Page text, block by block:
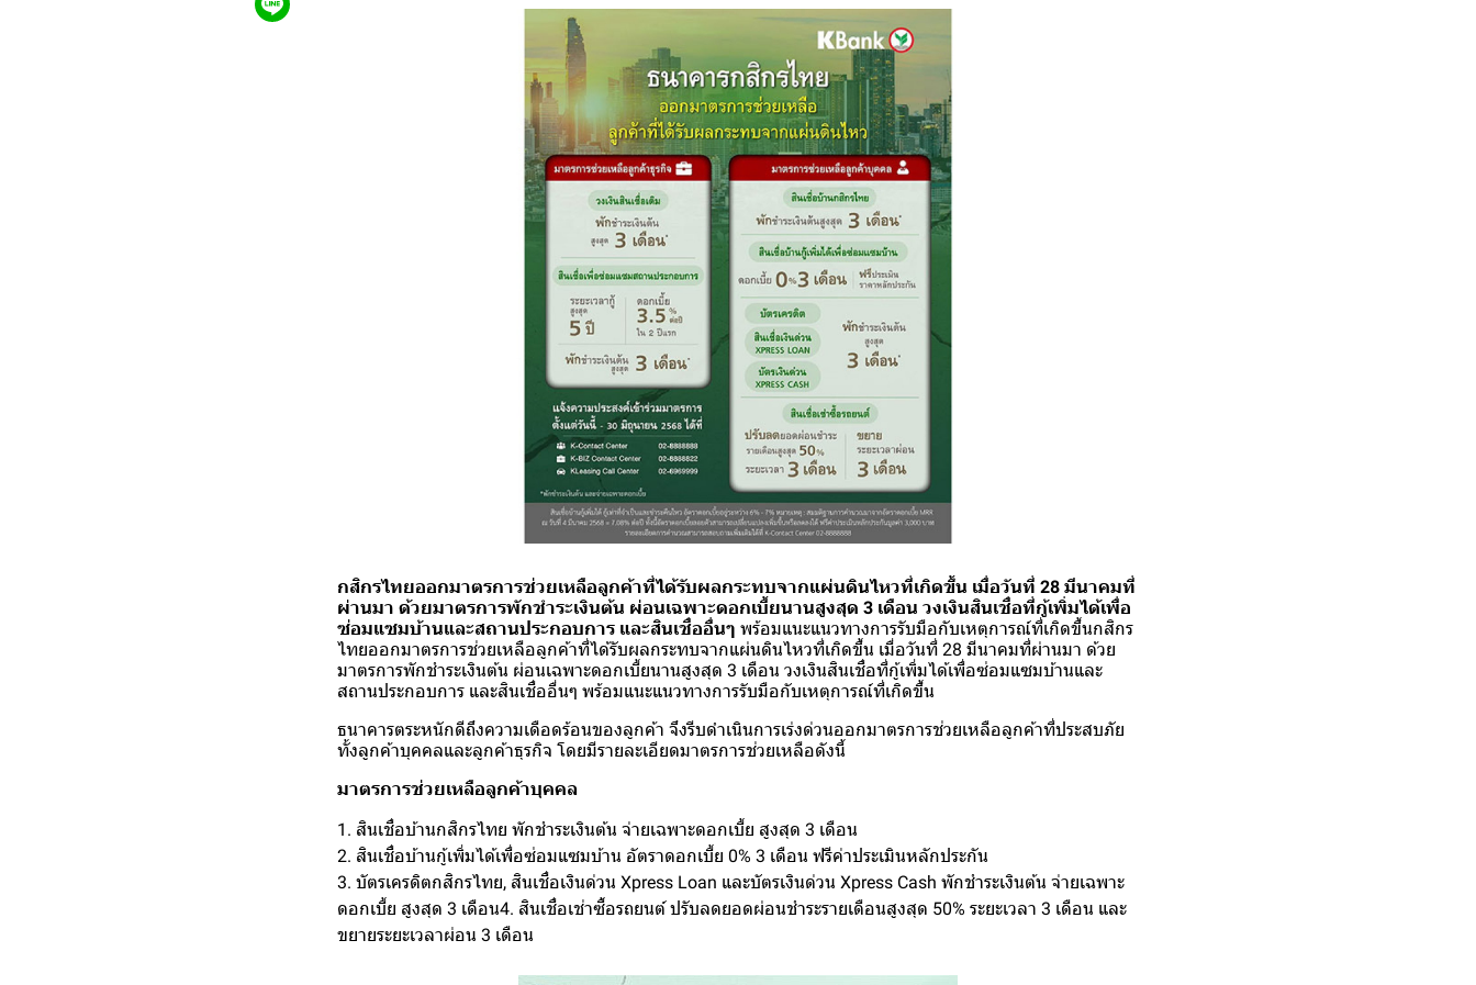
กสิกรไทยออกมาตรการช่วยเหลือลูกค้าที่ได้รับผลกระทบจากแผ่นดินไหวที่เกิดขึ้น เมื่อวันที่ 28 มีนาคมที่
ผ่านมา ด้วยมาตรการพักชำระเงินต้น ผ่อนเฉพาะดอกเบี้ยนานสูงสุด 3 เดือน วงเงินสินเชื่อที่กู้เพิ่มได้เพื่อ
ซ่อมแซมบ้านและสถานประกอบการ และสินเชื่ออื่นๆ พร้อมแนะแนวทางการรับมือกับเหตุการณ์ที่เกิดขึ้นกสิกร
ไทยออกมาตรการช่วยเหลือลูกค้าที่ได้รับผลกระทบจากแผ่นดินไหวที่เกิดขึ้น เมื่อวันที่ 28 มีนาคมที่ผ่านมา ด้วย
มาตรการพักชำระเงินต้น ผ่อนเฉพาะดอกเบี้ยนานสูงสุด 3 เดือน วงเงินสินเชื่อที่กู้เพิ่มได้เพื่อซ่อมแซมบ้านและ
สถานประกอบการ และสินเชื่ออื่นๆ พร้อมแนะแนวทางการรับมือกับเหตุการณ์ที่เกิดขึ้น
ธนาคารตระหนักดีถึงความเดือดร้อนของลูกค้า จึงรีบดำเนินการเร่งด่วนออกมาตรการช่วยเหลือลูกค้าที่ประสบภัย
ทั้งลูกค้าบุคคลและลูกค้าธุรกิจ โดยมีรายละเอียดมาตรการช่วยเหลือดังนี้
มาตรการช่วยเหลือลูกค้าบุคคล
1. สินเชื่อบ้านกสิกรไทย พักชำระเงินต้น จ่ายเฉพาะดอกเบี้ย สูงสุด 3 เดือน
2. สินเชื่อบ้านกู้เพิ่มได้เพื่อซ่อมแซมบ้าน อัตราดอกเบี้ย 0% 3 เดือน ฟรีค่าประเมินหลักประกัน
3. บัตรเครดิตกสิกรไทย, สินเชื่อเงินด่วน Xpress Loan และบัตรเงินด่วน Xpress Cash พักชำระเงินต้น จ่ายเฉพาะ
ดอกเบี้ย สูงสุด 3 เดือน4. สินเชื่อเช่าซื้อรถยนต์ ปรับลดยอดผ่อนชำระรายเดือนสูงสุด 50% ระยะเวลา 3 เดือน และ
ขยายระยะเวลาผ่อน 3 เดือน